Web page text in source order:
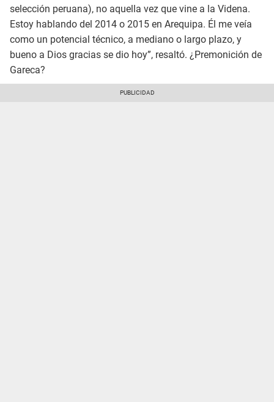
selección peruana), no aquella vez que vine a la Videna.
Estoy hablando del 2014 o 2015 en Arequipa. Él me veía
como un potencial técnico, a mediano o largo plazo, y
bueno a Dios gracias se dio hoy”, resaltó. ¿Premonición de
Gareca?